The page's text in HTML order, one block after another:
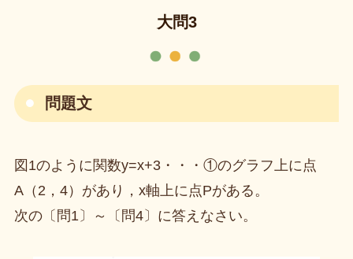
大問3
問題文
図1のように関数y=x+3・・・①のグラフ上に点
A（2，4）があり，x軸上に点Pがある。
次の〔問1〕～〔問4〕に答えなさい。